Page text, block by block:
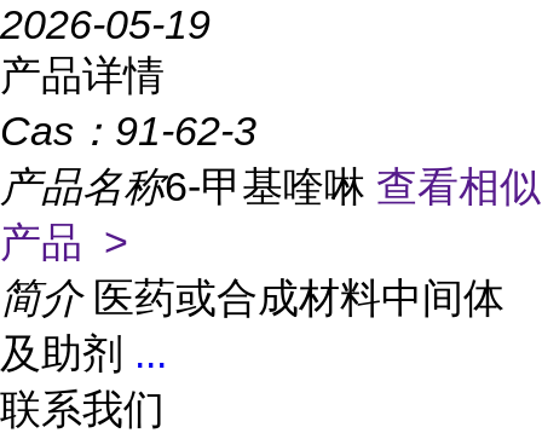
2026-05-19
产品详情
Cas： 91-62-3
产品名称6-甲基喹啉 查看相似
产品 >
简介 医药或合成材料中间体
及助剂 ...
联系我们